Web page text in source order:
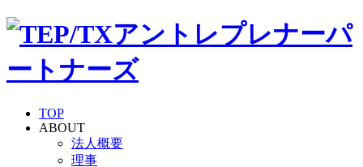
TOP
ABOUT
法人概要
理事